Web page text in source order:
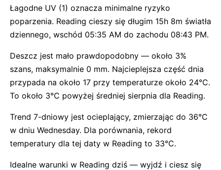
Łagodne UV (1) oznacza minimalne ryzyko
poparzenia. Reading cieszy się długim 15h 8m światła
dziennego, wschód 05:35 AM do zachodu 08:43 PM.
Deszcz jest mało prawdopodobny — około 3%
szans, maksymalnie 0 mm. Najcieplejsza część dnia
przypada na około 17 przy temperaturze około 24°C.
To około 3°C powyżej średniej sierpnia dla Reading.
Trend 7-dniowy jest ocieplający, zmierzając do 36°C
w dniu Wednesday. Dla porównania, rekord
temperatury dla tej daty w Reading to 33°C.
Idealne warunki w Reading dziś — wyjdź i ciesz się